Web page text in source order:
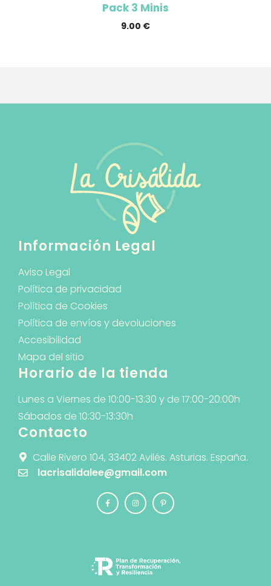
Pack 3 Minis
9.00 €
Información Legal
Aviso Legal
Política de privacidad
Política de Cookies
Política de envíos y devoluciones
Accesibilidad
Mapa del sitio
Horario de la tienda
Lunes a Viernes de 10:00-13:30 y de 17:00-20:00h
Sábados de 10:30-13:30h
Contacto
Calle Rivero 104, 33402 Avilés. Asturias. España.
lacrisalidalee@gmail.com